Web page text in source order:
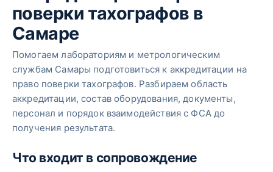
поверки тахографов в
Самаре
Помогаем лабораториям и метрологическим
службам Самары подготовиться к аккредитации на
право поверки тахографов. Разбираем область
аккредитации, состав оборудования, документы,
персонал и порядок взаимодействия с ФСА до
получения результата.
Что входит в сопровождение